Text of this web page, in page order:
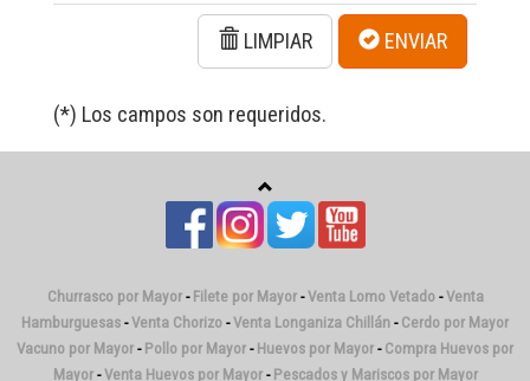
ENVIAR
LIMPIAR
(*) Los campos son requeridos.
Churrasco por Mayor- Filete por Mayor-Venta Lomo Vetado-Venta
Hamburguesas -Venta Chorizo -Venta Longaniza Chillán - Cerdo por Mayor
Vacuno por Mayor - Pollo por Mayor - Huevos por Mayor - Compra Huevos por
Mayor-Venta Huevos por Mayor- Pescados y Mariscos por Mayor